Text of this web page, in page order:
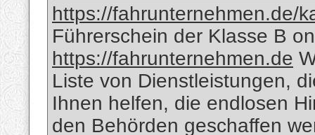
https://fahrunternehmen.de/
Führerschein der Klasse B
https://fahrunternehmen.de
Liste von Dienstleistungen,
Ihnen helfen, die endlosen
den Behörden geschaffen